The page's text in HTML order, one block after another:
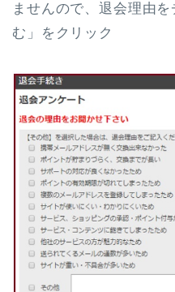
ませんので、退会理由
む」をクリック